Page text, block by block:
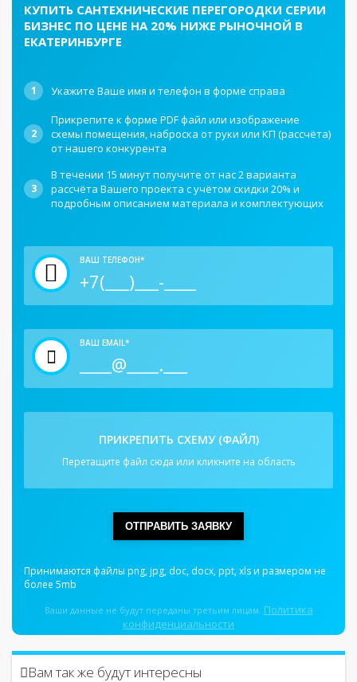
КУПИТЬ САНТЕХНИЧЕСКИЕ ПЕРЕГОРОДКИ СЕРИИ
БИЗНЕС ПО ЦЕНЕ НА 20% НИЖЕ РЫНОЧНОЙ В
ЕКАТЕРИНБУРГЕ
1 Укажите Ваше имя и телефон в форме справа
2
Прикрепите к форме PDF файл или изображение
схемы помещения, наброска от руки или КП (рассчёта)
от нашего конкурента
3
В течении 15 минут получите от нас 2 варианта
рассчёта Вашего проекта с учётом скидки 20% и
подробным описанием материала и комплектующих
ВАШ ТЕЛЕФОН*
ВАШ EMAIL*
ПРИКРЕПИТЬ СХЕМУ (ФАЙЛ)
Перетащите файл сюда или кликните на область
ОТПРАВИТЬ ЗАЯВКУ
Принимаются файлы png, jpg, doc, docx, ppt, xls и размером не
более 5mb
Ваши данные не будут переданы третьим лицам. Политика
конфиденциальности
Вам так же будут интересны